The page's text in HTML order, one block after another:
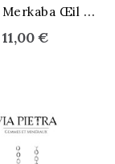
P
endule Merkaba Œil de Tigre
11,00 €